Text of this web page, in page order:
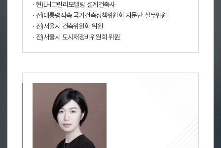
∙ 현)LH그린리모델링 설계건축사
∙ 전)대통령직속 국가건축정책위원회 자문단 실무위원
∙ 전)서울시 건축위원회 위원
∙ 전)서울시 도시재정비위원회 위원